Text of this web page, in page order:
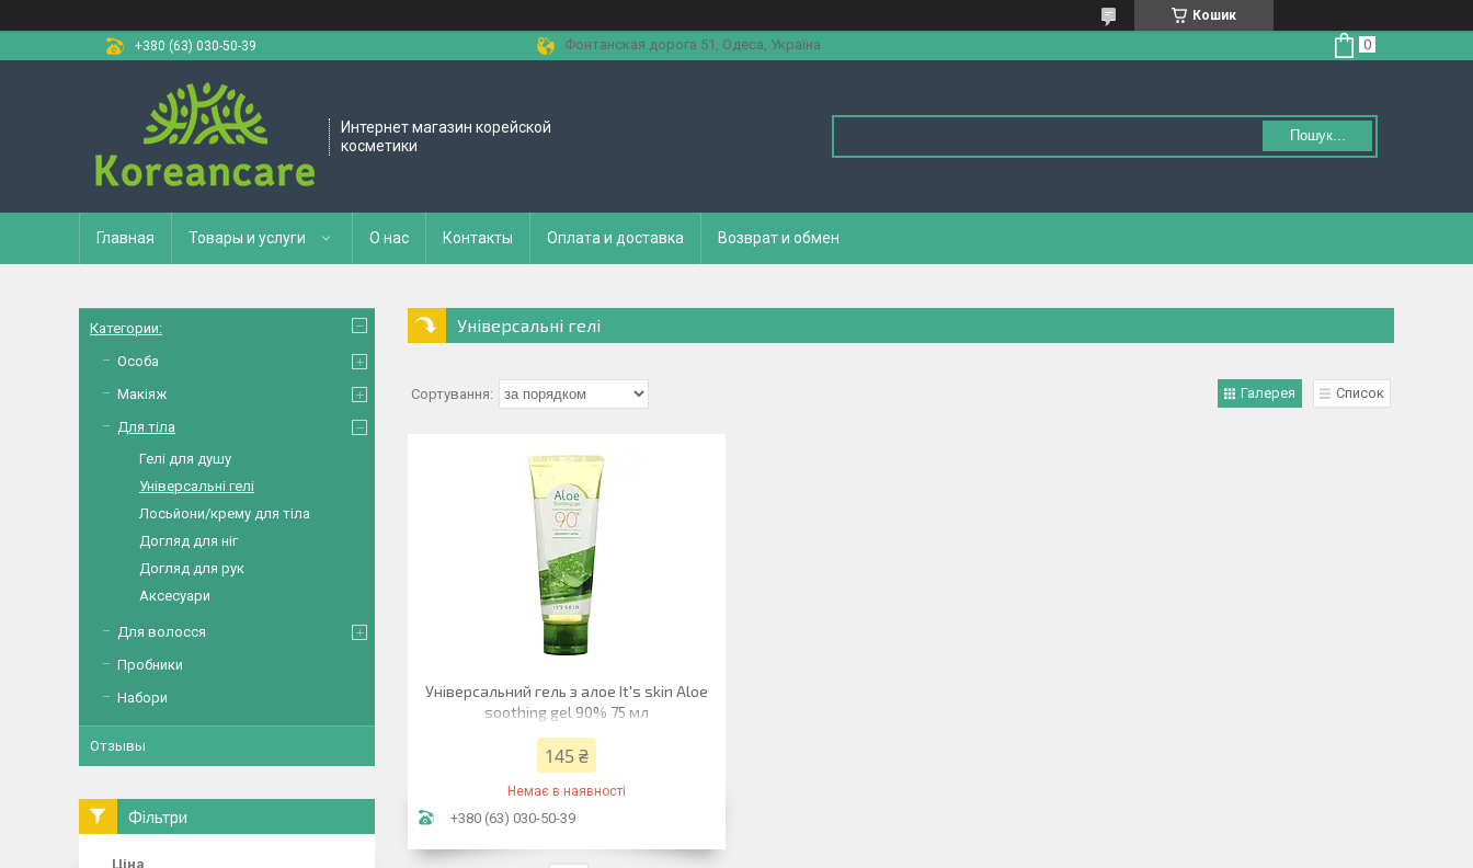
Кошик
+380 (63) 030-50-39
Фонтанская дорога 51, Одеса, Україна
Интернет магазин корейской
косметики
Пошук...
Главная Товары и услуги О нас Контакты Оплата и доставка Возврат и обмен
Універсальні гелі
Галерея Список
Універсальний гель з алое It's skin Aloe
soothing gel 90% 75 мл
145 ₴
Немає в наявності
+380 (63) 030-50-39
Категории:
Особа
Макіяж
Для тіла
Гелі для душу
Універсальні гелі
Лосьйони/крему для тіла
Догляд для ніг
Догляд для рук
Аксесуари
Для волосся
Пробники
Набори
Отзывы
Фільтри
Ціна